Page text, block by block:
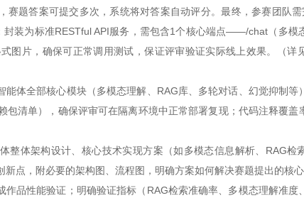
题答案可提交多次，系统将对答案自动评分。最终，参赛团队需
装为标准RESTful API服务，需包含1个核心端点——/chat（多模
图片，确保可正常调用测试，保证评审验证实际线上效果。（详
全部核心模块（多模态理解、RAG库、多轮对话、幻觉抑制等
清单），确保评审可在隔离环境中正常部署复现；代码注释覆盖
体架构设计、核心技术实现方案（如多模态信息解析、RAG检
点，附必要的架构图、流程图，明确方案如何解决赛题提出的核心
性能验证；明确验证指标（RAG检索准确率、多模态理解准度